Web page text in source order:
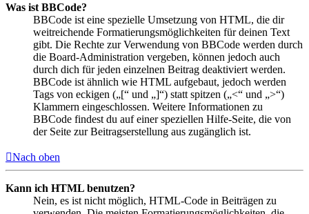
Was ist BBCode?
BBCode ist eine spezielle Umsetzung von HTML, die dir
weitreichende Formatierungsmöglichkeiten für deinen Text
gibt. Die Rechte zur Verwendung von BBCode werden durch
die Board-Administration vergeben, können jedoch auch
durch dich für jeden einzelnen Beitrag deaktiviert werden.
BBCode ist ähnlich wie HTML aufgebaut, jedoch werden
Tags von eckigen („[“ und „]“) statt spitzen („<“ und „>“)
Klammern eingeschlossen. Weitere Informationen zu
BBCode findest du auf einer speziellen Hilfe-Seite, die von
der Seite zur Beitragserstellung aus zugänglich ist.
Nach oben
Kann ich HTML benutzen?
Nein, es ist nicht möglich, HTML-Code in Beiträgen zu